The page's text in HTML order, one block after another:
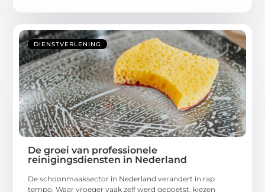
DIENSTVERLENING
De groei van professionele
reinigingsdiensten in Nederland
De schoonmaaksector in Nederland verandert in rap
tempo. Waar vroeger vaak zelf werd gepoetst, kiezen